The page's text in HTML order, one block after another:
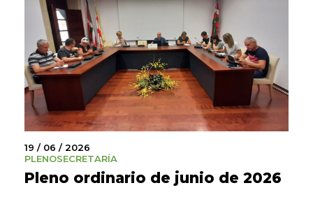
19 / 06 / 2026
PLENOSECRETARÍA
Pleno ordinario de junio de 2026